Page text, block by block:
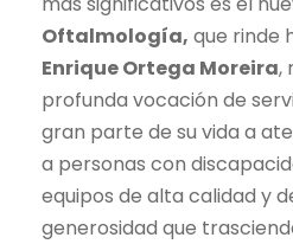
Oftalmología, que rinde
Enrique Ortega Moreira,
profunda vocación de
gran parte de su vida a
a personas con
equipos de alta calidad y
generosidad que